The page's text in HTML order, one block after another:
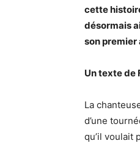
cette
désormais
son premier
Un texte de
La
d’une
qu’il voulait